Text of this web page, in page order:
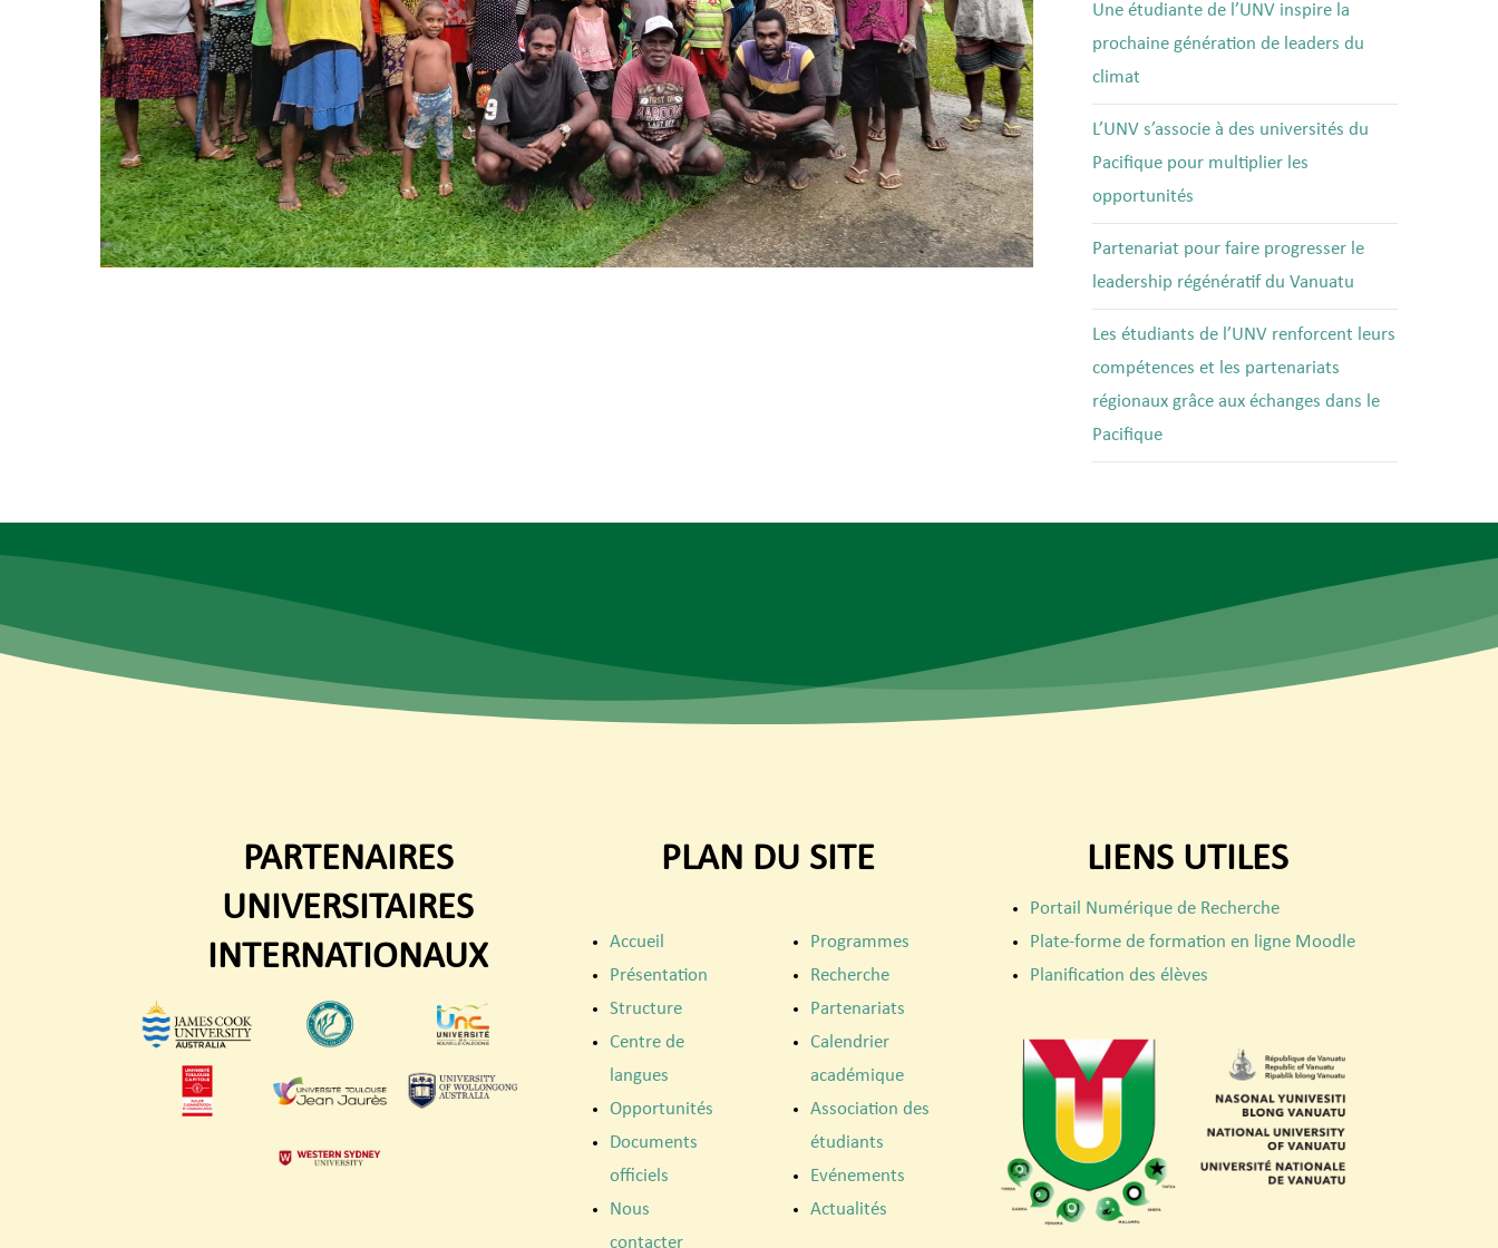
Une étudiante de l’UNV inspire la
prochaine génération de leaders du
climat
L’UNV s’associe à des universités du
Pacifique pour multiplier les
opportunités
Partenariat pour faire progresser le
leadership régénératif du Vanuatu
Les étudiants de l’UNV renforcent leurs
compétences et les partenariats
régionaux grâce aux échanges dans le
Pacifique
PARTENAIRES
UNIVERSITAIRES
INTERNATIONAUX
PLAN DU SITE
Accueil
Présentation
Structure
Centre de
langues
Opportunités
Documents
officiels
Nous
contacter
Programmes
Recherche
Partenariats
Calendrier
académique
Association des
étudiants
Evénements
Actualités
LIENS UTILES
Portail Numérique de Recherche
Plate-forme de formation en ligne Moodle
Planification des élèves